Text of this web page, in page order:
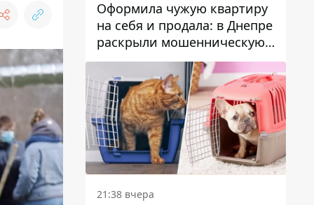
Оформила чужую квартиру
на себя и продала: в Днепре
раскрыли мошенническую
схему с недвижимостью
21:38 вчера